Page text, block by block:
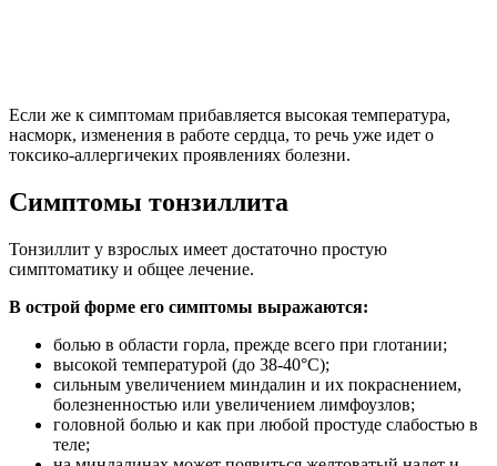
Если же к симптомам прибавляется высокая температура,
насморк, изменения в работе сердца, то речь уже идет о
токсико-аллергичеких проявлениях болезни.
Симптомы тонзиллита
Тонзиллит у взрослых имеет достаточно простую
симптоматику и общее лечение.
В острой форме его симптомы выражаются:
болью в области горла, прежде всего при глотании;
высокой температурой (до 38-40°С);
сильным увеличением миндалин и их покраснением,
болезненностью или увеличением лимфоузлов;
головной болью и как при любой простуде слабостью в
теле;